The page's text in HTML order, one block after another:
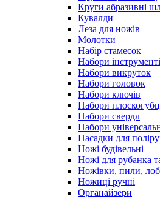
Круги абразивні
Кувалди
Леза для ножів
Молотки
Набір стамесок
Набори
Набори викруток
Набори головок
Набори ключів
Набори
Набори свердл
Набори
Насадки для
Ножі будівельні
Ножі для рубанка
Ножівки, пили,
Ножиці ручні
Органайзери